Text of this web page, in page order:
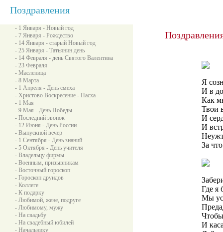
Поздравления
- 1 Января - Новый год
- 7 Января - Рождество
- 14 Января - старый Новый год
- 25 Января - Татьянин день
- 14 Февраля - день Святого Валентина
- 23 Февраля
- Масленица
- 8 Марта
- 1 Апреля - День смеха
- Христово Воскресение - Пасха
- 1 Мая
- 9 Мая - День Победы
- Последний звонок
- 12 Июня - День России
- Выпускной вечер
- 1 Сентября - День знаний
- 5 Октября - День учителя
- Владельцу фирмы
- Военным, призывникам
- Восточный гороскоп
- Гороскоп друидов
- Коллеге
- К подарку
- Любимой, жене, подруге
- Любимому, мужу
- На свадьбу
- На свадебный юбилей
- Начальнику
Я
И в
Как
Твои
И
И
За
Где я
Мы
И